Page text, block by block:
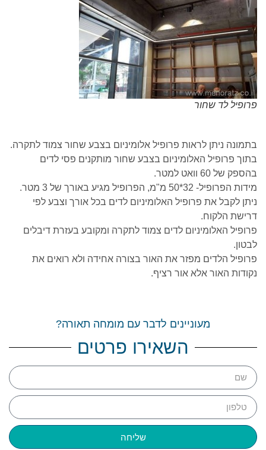
פרופיל לד שחור
בתמונה ניתן לראות פרופיל אלומיניום בצבע שחור צמוד לתקרה.
בתוך פרופיל האלומיניום בצבע שחור מותקנים פסי לדים
בהספק של 60 וואט למטר.
מידות הפרופיל- 32*50 מ"מ, הפרופיל מגיע באורך של 3 מטר.
ניתן לקבל את פרופיל האלומיניום לדים בכל אורך וצבע לפי
דרישת הלקוח.
פרופיל האלומיניום לדים צמוד לתקרה ומקובע בעזרת דיבלים
לבטון.
פרופיל הלדים מפזר את האור בצורה אחידה ולא רואים את
נקודות האור אלא אור רציף.
מעוניינים לדבר עם מומחה תאורה?
השאירו פרטים
שליחה